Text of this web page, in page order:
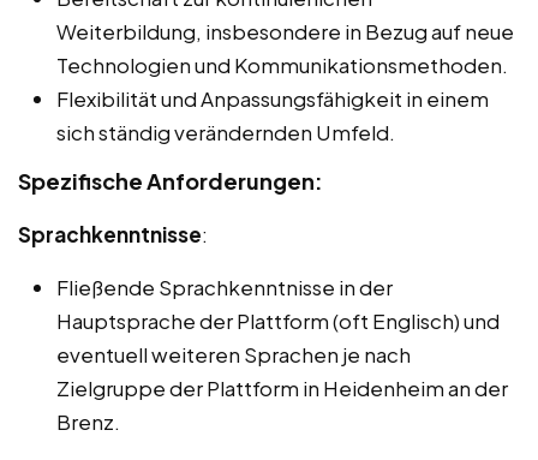
Weiterbildung, insbesondere in Bezug auf neue
Technologien und Kommunikationsmethoden.
Flexibilität und Anpassungsfähigkeit in einem
sich ständig verändernden Umfeld.
Spezifische Anforderungen:
Sprachkenntnisse:
Fließende Sprachkenntnisse in der
Hauptsprache der Plattform (oft Englisch) und
eventuell weiteren Sprachen je nach
Zielgruppe der Plattform in Heidenheim an der
Brenz.